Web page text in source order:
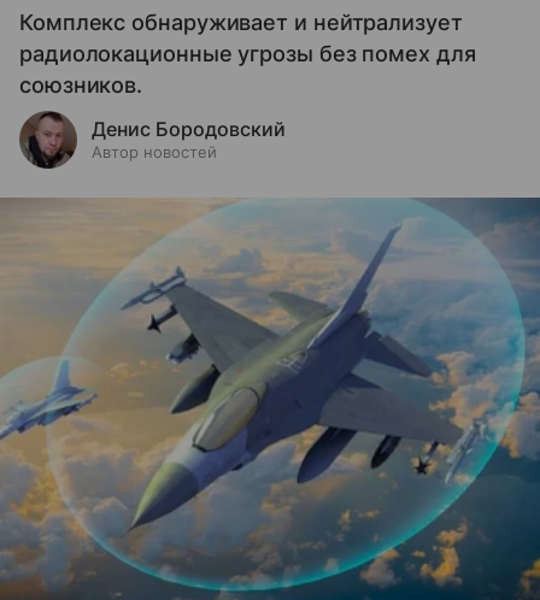
Комплекс обнаруживает и нейтрализует
радиолокационные угрозы без помех для
союзников.
Денис Бородовский
Автор новостей